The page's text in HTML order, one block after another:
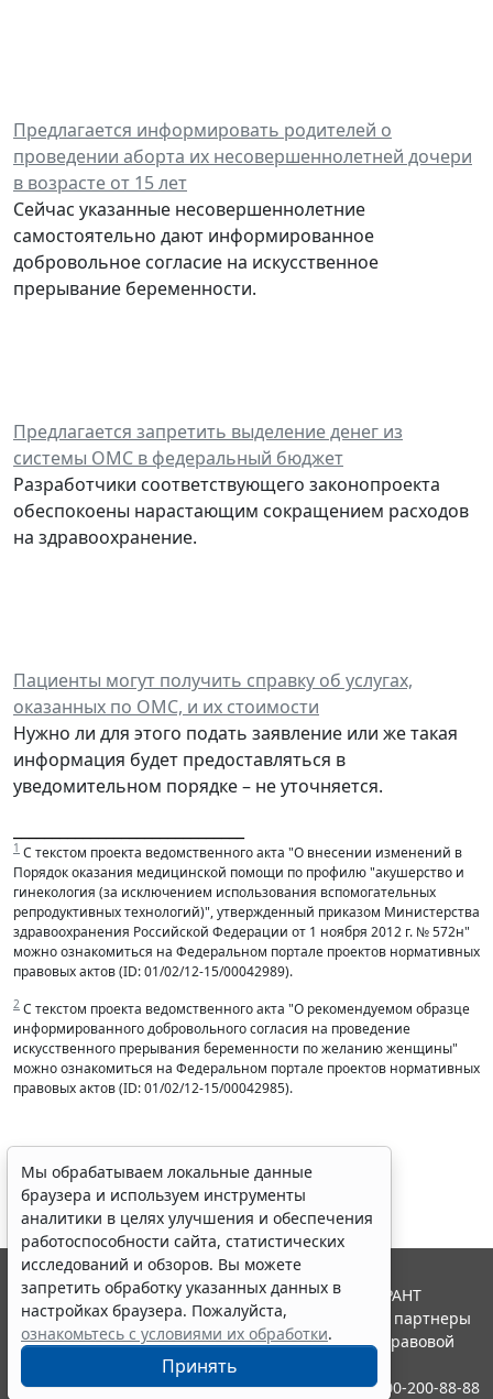
Предлагается информировать родителей о
проведении аборта их несовершеннолетней дочери
в возрасте от 15 лет
Сейчас указанные несовершеннолетние
самостоятельно дают информированное
добровольное согласие на искусственное
прерывание беременности.
Предлагается запретить выделение денег из
системы ОМС в федеральный бюджет
Разработчики соответствующего законопроекта
обеспокоены нарастающим сокращением расходов
на здравоохранение.
Пациенты могут получить справку об услугах,
оказанных по ОМС, и их стоимости
Нужно ли для этого подать заявление или же такая
информация будет предоставляться в
уведомительном порядке – не уточняется.
1 С текстом проекта ведомственного акта "О внесении изменений в
Порядок оказания медицинской помощи по профилю "акушерство и
гинекология (за исключением использования вспомогательных
репродуктивных технологий)", утвержденный приказом Министерства
здравоохранения Российской Федерации от 1 ноября 2012 г. № 572н"
можно ознакомиться на Федеральном портале проектов нормативных
правовых актов (ID: 01/02/12-15/00042989).
2 С текстом проекта ведомственного акта "О рекомендуемом образце
информированного добровольного согласия на проведение
искусственного прерывания беременности по желанию женщины"
можно ознакомиться на Федеральном портале проектов нормативных
правовых актов (ID: 01/02/12-15/00042985).
Мы обрабатываем локальные данные
браузера и используем инструменты
аналитики в целях улучшения и обеспечения
работоспособности сайта, статистических
исследований и обзоров. Вы можете
запретить обработку указанных данных в
настройках браузера. Пожалуйста,
ознакомьтесь с условиями их обработки.
Принять
© ООО "НПП "ГАРАНТ-СЕРВИС", 2026. Система ГАРАНТ
выпускается с 1990 года. Компания "Гарант" и ее партнеры
являются участниками Российской ассоциации правовой
информации ГАРАНТ.
Контакты
8-800-200-88-88